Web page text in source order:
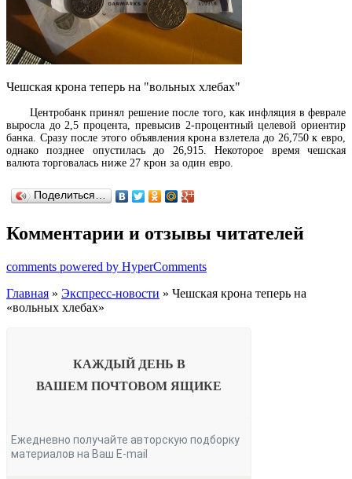
Чешская крона теперь на "вольных хлебах"
Центробанк принял решение после того, как инфляция в феврале
выросла до 2,5 процента, превысив 2-процентный целевой ориентир
банка. Сразу после этого объявления крона взлетела до 26,750 к евро,
однако позднее опустилась до 26,915. Некоторое время чешская
валюта торговалась ниже 27 крон за один евро.
Поделиться…
Комментарии и отзывы читателей
comments powered by HyperComments
Главная » Экспресс-новости » Чешская крона теперь на
«вольных хлебах»
КАЖДЫЙ ДЕНЬ В
ВАШЕМ ПОЧТОВОМ ЯЩИКЕ
Ежедневно получайте авторскую подборку
материалов на Ваш E-mail